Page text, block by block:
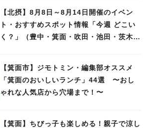
【北摂】8月8日～8月14日開催のイベン
ト・おすすめスポット情報「今週 どこい
く？」（豊中・箕面・吹田・池田・茨木・
【箕面市】ジモトミン・編集部オススメ
「箕面のおいしいランチ」44選 〜おし
ゃれな人気店から穴場まで！〜
【箕面】ちびっ子も楽しめる！親子で涼し